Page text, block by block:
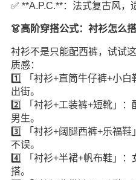
✅ **A.P.C.**：法式复古风，
👗高阶穿搭公式：衬衫怎么搭
衬衫不是只能配西裤，试试
质感：
1️⃣ 「衬衫+直筒牛仔裤+小
出街。
2️⃣ 「衬衫+工装裤+短靴」
男生。
3️⃣ 「衬衫+阔腿西裤+乐福
不误。
4️⃣ 「衬衫+半裙+帆布鞋」
搭。